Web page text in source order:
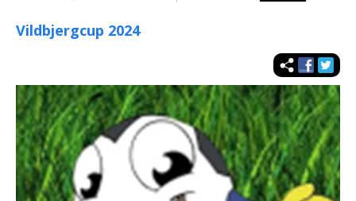
Vildbjergcup 2024